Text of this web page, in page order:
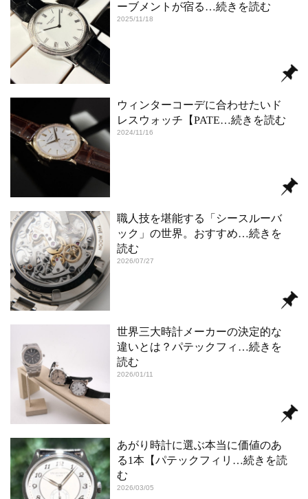
ーブメントが宿る …続きを読む
2025/11/18
ウィンターコーデに合わせたいド
レスウォッチ【PATE…続きを読む
2024/11/16
職人技を堪能する「シースルーバ
ック」の世界。おすすめ…続きを
読む
2026/07/27
世界三大時計メーカーの決定的な
違いとは？パテックフィ …続きを
読む
2026/01/11
あがり時計に選ぶ本当に価値のあ
る1本【パテックフィリ …続きを読
む
2026/03/05